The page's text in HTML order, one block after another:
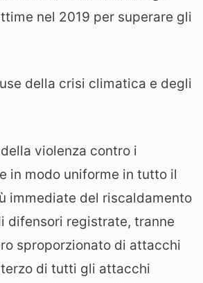
nel 2019 per superare gli
della crisi climatica e degli
violenza contro i
in modo uniforme in tutto il
immediate del riscaldamento
difensori registrate, tranne
sproporzionato di attacchi
di tutti gli attacchi